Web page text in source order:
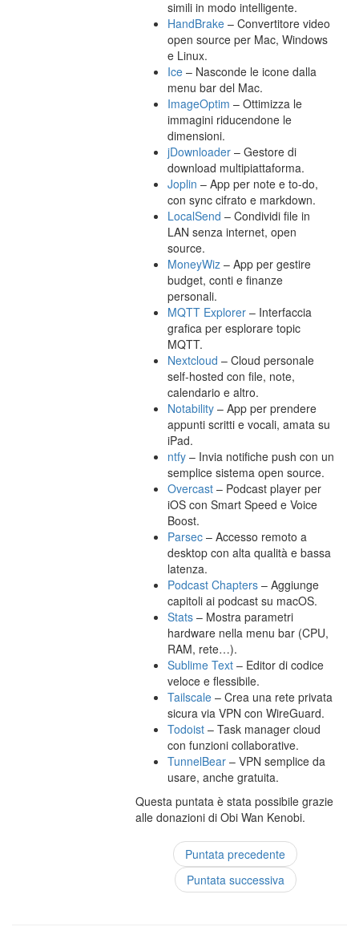
simili in modo intelligente.
HandBrake – Convertitore video
open source per Mac, Windows
e Linux.
Ice – Nasconde le icone dalla
menu bar del Mac.
ImageOptim – Ottimizza le
immagini riducendone le
dimensioni.
jDownloader – Gestore di
download multipiattaforma.
Joplin – App per note e to-do,
con sync cifrato e markdown.
LocalSend – Condividi file in
LAN senza internet, open
source.
MoneyWiz – App per gestire
budget, conti e finanze
personali.
MQTT Explorer – Interfaccia
grafica per esplorare topic
MQTT.
Nextcloud – Cloud personale
self-hosted con file, note,
calendario e altro.
Notability – App per prendere
appunti scritti e vocali, amata su
iPad.
ntfy – Invia notifiche push con un
semplice sistema open source.
Overcast – Podcast player per
iOS con Smart Speed e Voice
Boost.
Parsec – Accesso remoto a
desktop con alta qualità e bassa
latenza.
Podcast Chapters – Aggiunge
capitoli ai podcast su macOS.
Stats – Mostra parametri
hardware nella menu bar (CPU,
RAM, rete…).
Sublime Text – Editor di codice
veloce e flessibile.
Tailscale – Crea una rete privata
sicura via VPN con WireGuard.
Todoist – Task manager cloud
con funzioni collaborative.
TunnelBear – VPN semplice da
usare, anche gratuita.
Questa puntata è stata possibile grazie
alle donazioni di Obi Wan Kenobi.
Puntata precedente
Puntata successiva